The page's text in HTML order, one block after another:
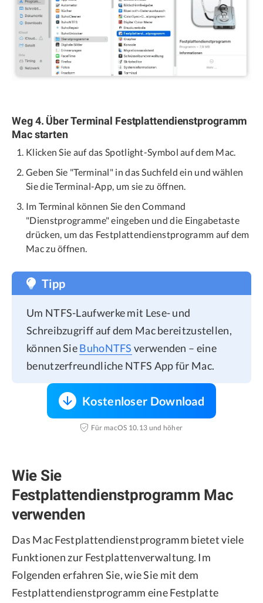
Weg 4. Über Terminal Festplattendienstprogramm
Mac starten
Klicken Sie auf das Spotlight-Symbol auf dem Mac.
Geben Sie "Terminal" in das Suchfeld ein und wählen
Sie die Terminal-App, um sie zu öffnen.
Im Terminal können Sie den Command
"Dienstprogramme" eingeben und die Eingabetaste
drücken, um das Festplattendienstprogramm auf dem
Mac zu öffnen.
Tipp
Um NTFS-Laufwerke mit Lese- und
Schreibzugriff auf dem Mac bereitzustellen,
können SieBuhoNTFS verwenden – eine
benutzerfreundliche NTFS App für Mac.
Kostenloser Download
Für macOS 10.13 und höher
Wie Sie
Festplattendienstprogramm Mac
verwenden
Das Mac Festplattendienstprogramm bietet viele
Funktionen zur Festplattenverwaltung. Im
Folgenden erfahren Sie, wie Sie mit dem
Festplattendienstprogramm eine Festplatte